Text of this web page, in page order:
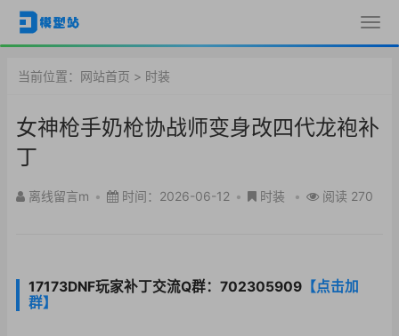
当前位置： 网站首页 > 时装
女神枪手奶枪协战师变身改四代龙袍补
丁
离线留言m • 时间：2026-06-12 • 时装 • 阅读 270
17173DNF玩家补丁交流Q群：702305909 【点击加
群】